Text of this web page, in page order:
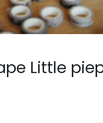
Little